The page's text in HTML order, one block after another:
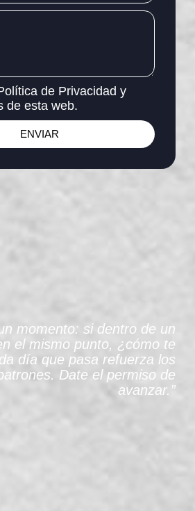
de Privacidad y
de esta web.
ENVIAR
momento: si dentro de un
el mismo punto, ¿cómo te
día que pasa refuerza los
Date el permiso de
avanzar.”